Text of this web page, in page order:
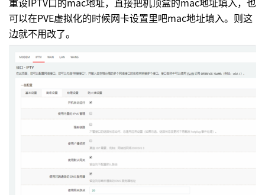
可以在PVE虚拟化的时候网卡设置里吧mac地址填入。则这
边就不用改了。